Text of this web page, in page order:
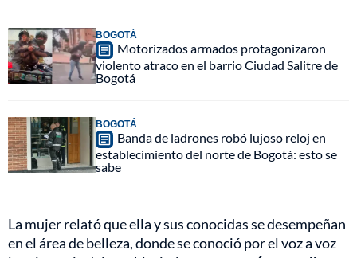
BOGOTÁ
Motorizados armados protagonizaron
violento atraco en el barrio Ciudad Salitre de
Bogotá
BOGOTÁ
Banda de ladrones robó lujoso reloj en
establecimiento del norte de Bogotá: esto se
sabe
La mujer relató que ella y sus conocidas se desempeñan
en el área de belleza, donde se conoció por el voz a voz